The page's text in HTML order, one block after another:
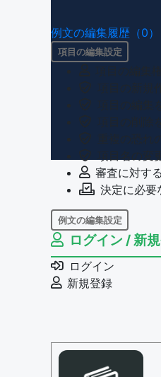
例文の編集履歴（0）
項目の編集設定
審査に対す
決定に必
例文の編集設定
例文の編集
例文の削除
審査に対す
決定に必要
問題の編集
審査に対す
決定に必要
ログイン / 新
ログイン
新規登録